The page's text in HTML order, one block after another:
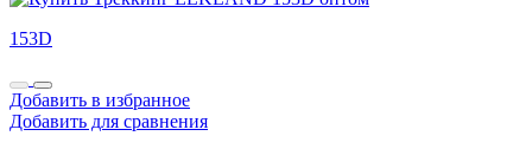
153D
Добавить в избранное
Добавить для сравнения